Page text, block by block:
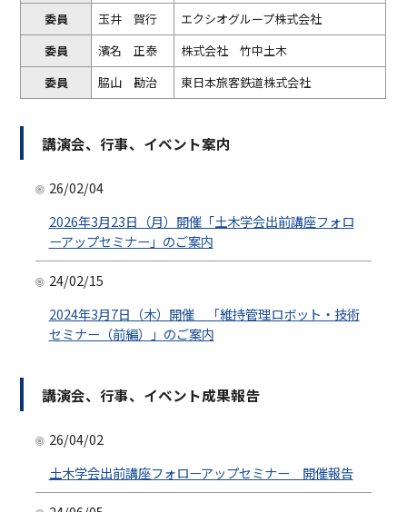
委員 玉井 賀行
エクシオグループ株式会社
委員
濱名 正泰
株式会社 竹中土木
委員
脇山 勘治 東日本旅客鉄道株式会社
講演会、行事、イベント案内
26/02/04
2026年3月23日（月）開催「土木学会出前講座フォロ
ーアップセミナー」のご案内
24/02/15
2024年3月7日（木）開催 「維持管理ロボット・技術
セミナー（前編）」のご案内
2024年3月13日（水）開催 「維持管理ロボット・技
23/08/22
令和5年度 全国大会 研究討論会開催のお知らせ
講演会、行事、イベント成果報告
26/04/02
土木学会出前講座フォローアップセミナー 開催報告